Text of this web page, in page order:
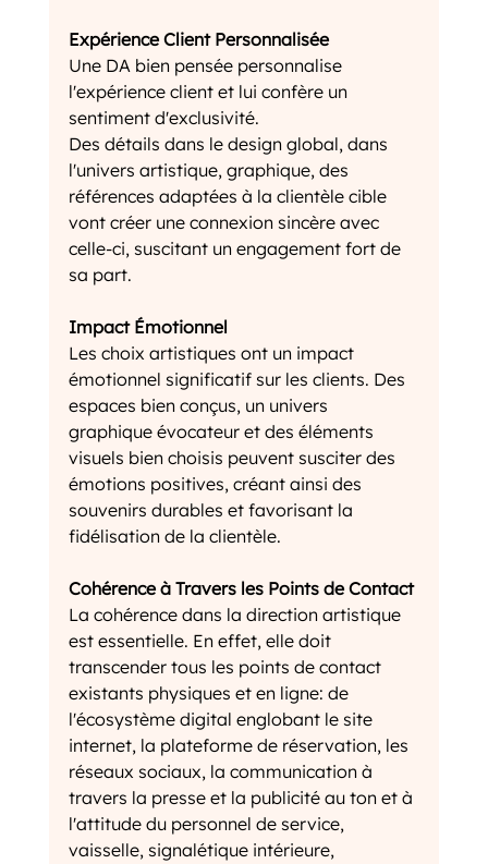
Expérience Client Personnalisée
Une DA bien pensée personnalise
l'expérience client et lui confère un
sentiment d'exclusivité.
Des détails dans le design global, dans
l'univers artistique, graphique, des
références adaptées à la clientèle cible
vont créer une connexion sincère avec
celle-ci, suscitant un engagement fort de
sa part.
Impact Émotionnel
Les choix artistiques ont un impact
émotionnel significatif sur les clients. Des
espaces bien conçus, un univers
graphique évocateur et des éléments
visuels bien choisis peuvent susciter des
émotions positives, créant ainsi des
souvenirs durables et favorisant la
fidélisation de la clientèle.
Cohérence à Travers les Points de Contact
La cohérence dans la direction artistique
est essentielle. En effet, elle doit
transcender tous les points de contact
existants physiques et en ligne: de
l'écosystème digital englobant le site
internet, la plateforme de réservation, les
réseaux sociaux, la communication à
travers la presse et la publicité au ton et à
l'attitude du personnel de service,
vaisselle, signalétique intérieure,